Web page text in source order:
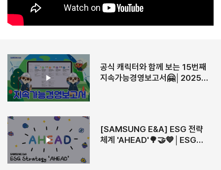
공식 캐릭터와 함께 보는 15번째
지속가능경영보고서🤗│2025
[SAMSUNG E&A] ESG 전략
체계 'AHEAD'🌳🤝💙│ESG